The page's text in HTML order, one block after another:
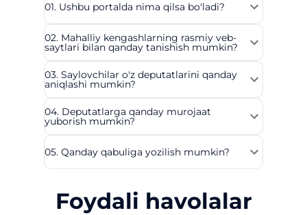
01. Ushbu portalda nima qilsa bo'ladi?
02. Mahalliy kengashlarning rasmiy veb-
saytlari bilan qanday tanishish mumkin?
03. Saylovchilar o'z deputatlarini qanday
aniqlashi mumkin?
04. Deputatlarga qanday murojaat
yuborish mumkin?
05. Qanday qabuliga yozilish mumkin?
Foydali havolalar